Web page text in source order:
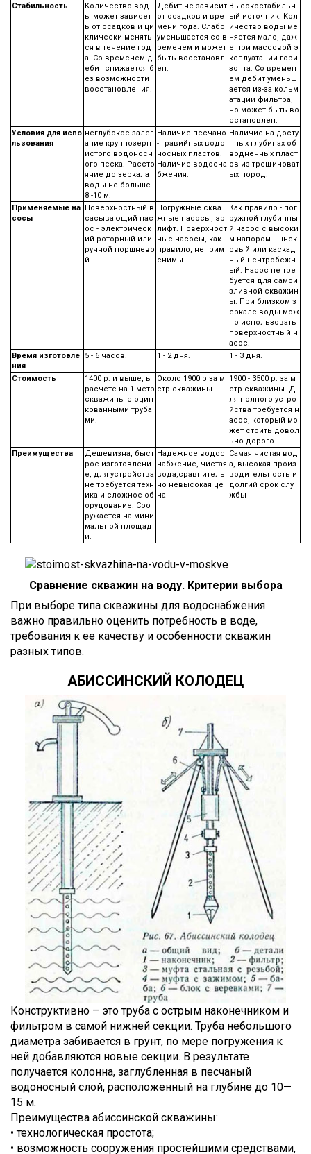
Стабильность
Количество вод
ы может зависет
ь от осадков и ци
клически менять
ся в течение год
а. Со временем д
ебит снижается б
ез возможности
восстановления.
Дебит не зависит
от осадков и вре
мени года. Слабо
уменьшается со в
ременем и может
быть восстановл
ен.
Высокостабильн
ый источник. Кол
ичество воды ме
няется мало, даж
е при массовой э
ксплуатации гори
зонта. Со времен
ем дебит уменьш
ается из-за кольм
атации фильтра,
но может быть во
сстановлен.
Условия для испо
льзования
неглубокое залег
ание крупнозерн
истого водоносн
ого песка. Рассто
яние до зеркала
воды не больше
8 -10 м.
Наличие песчано
- гравийных водо
носных пластов.
Наличие водосна
бжения.
Наличие на досту
пных глубинах об
водненных пласт
ов из трещиноват
ых пород.
Применяемые на
сосы
Поверхностный в
сасывающий нас
ос - электрическ
ий роторный или
ручной поршнево
й.
Погружные сква
жные насосы, эр
лифт. Поверхност
ные насосы, как
правило, неприм
енимы.
Как правило - пог
ружной глубинны
й насос с высоки
м напором - шнек
овый или каскад
ный центробежн
ый. Насос не тре
буется для самои
зливной скважин
ы. При близком з
еркале воды мож
но использовать
поверхностный н
асос.
Время изготовле
ния
5 - 6 часов. 1 - 2 дня. 1 - 3 дня.
Стоимость
1400 р. и выше, ы
расчете на 1 метр
скважины с оцин
кованными труба
ми.
Около 1900 р за м
етр скважины.
1900 - 3500 р. за м
етр скважины. Д
ля полного устро
йства требуется н
асос, который мо
жет стоить довол
ьно дорого.
Преимущества
Дешевизна, быст
рое изготовлени
е, для устройства
не требуется техн
ика и сложное об
орудование. Соо
ружается на мини
мальной площад
и.
Надежное водос
набжение, чистая
вода,сравнитель
но невысокая це
на
Самая чистая вод
а, высокая произ
водительность и
долгий срок слу
жбы
Сравнение скважин на воду. Критерии выбора
При выборе типа скважины для водоснабжения
важно правильно оценить потребность в воде,
требования к ее качеству и особенности скважин
разных типов.
АБИССИНСКИЙ КОЛОДЕЦ
Конструктивно – это труба с острым наконечником и
фильтром в самой нижней секции. Труба небольшого
диаметра забивается в грунт, по мере погружения к
ней добавляются новые секции. В результате
получается колонна, заглубленная в песчаный
водоносный слой, расположенный на глубине до 10—
15 м.
Преимущества абиссинской скважины:
• технологическая простота;
• возможность сооружения простейшими средствами,